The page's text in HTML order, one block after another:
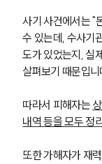
사기 사건에서는 "
수 있는데, 수사기
도가 있었는지, 실
살펴보기 때문입니
따라서 피해자는
내역 등을 모두 정
또한 가해자가 재